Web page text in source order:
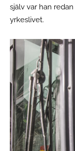
själv var han
yrkeslivet.